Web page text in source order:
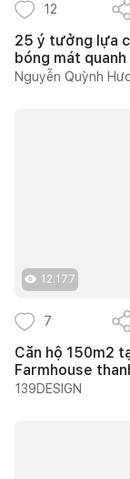
12
25 ý tưởng lựa
bóng mát quanh
Nguyễn Quỳnh
12.177
7
Căn hộ 150m2
Farmhouse
139DESIGN